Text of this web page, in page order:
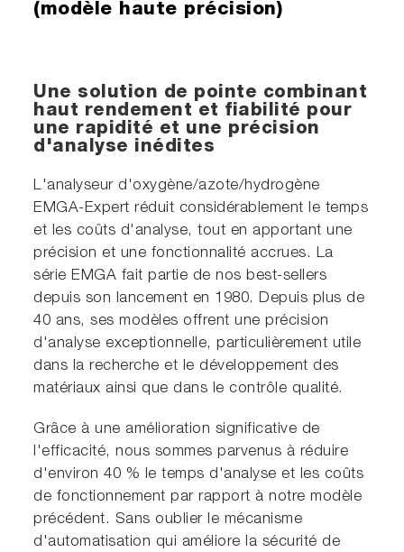
(modèle haute précision)
Une solution de pointe combinant
haut rendement et fiabilité pour
une rapidité et une précision
d'analyse inédites
L'analyseur d'oxygène/azote/hydrogène
EMGA-Expert réduit considérablement le temps
et les coûts d'analyse, tout en apportant une
précision et une fonctionnalité accrues. La
série EMGA fait partie de nos best-sellers
depuis son lancement en 1980. Depuis plus de
40 ans, ses modèles offrent une précision
d'analyse exceptionnelle, particulièrement utile
dans la recherche et le développement des
matériaux ainsi que dans le contrôle qualité.
Grâce à une amélioration significative de
l'efficacité, nous sommes parvenus à réduire
d'environ 40 % le temps d'analyse et les coûts
de fonctionnement par rapport à notre modèle
précédent. Sans oublier le mécanisme
d'automatisation qui améliore la sécurité de